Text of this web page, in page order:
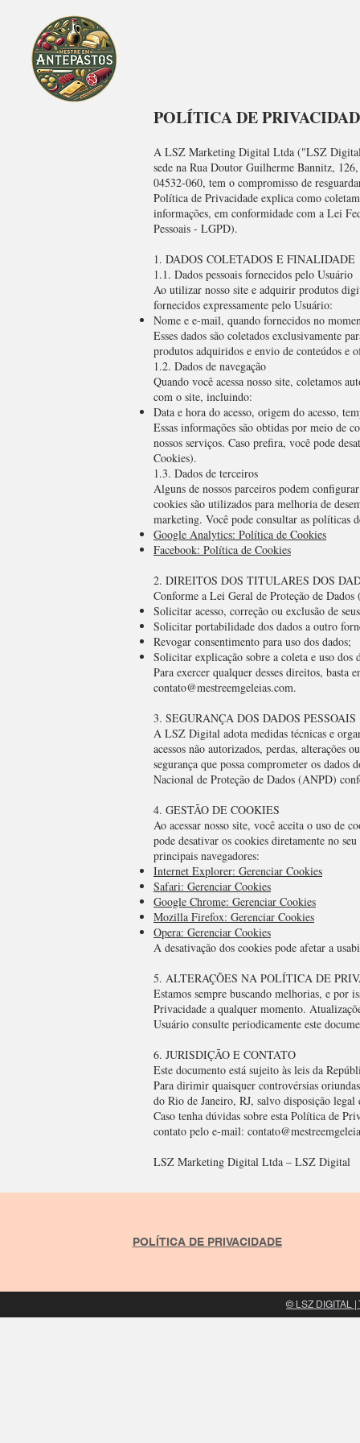
POLÍTICA DE
A LSZ Marketing Digital Ltda ("LSZ
sede na Rua Doutor Guilherme Bannitz,
04532-060, tem o compromisso de
Política de Privacidade explica como
informações, em conformidade com a Lei
Pessoais - LGPD).
1. DADOS COLETADOS E FINALIDADE
1.1. Dados pessoais fornecidos pelo Usuário
Ao utilizar nosso site e adquirir produtos
fornecidos expressamente pelo Usuário:
Nome e e-mail, quando fornecidos no
Esses dados são coletados exclusivamente
produtos adquiridos e envio de conteúdos e
1.2. Dados de navegação
Quando você acessa nosso site, coletamos
com o site, incluindo:
Data e hora do acesso, origem do acesso,
Essas informações são obtidas por meio de
nossos serviços. Caso prefira, você pode
Cookies).
1.3. Dados de terceiros
Alguns de nossos parceiros podem
cookies são utilizados para melhoria de
marketing. Você pode consultar as políticas
Google Analytics: Política de Cookies
Facebook: Política de Cookies
2. DIREITOS DOS TITULARES DOS
Conforme a Lei Geral de Proteção de
Solicitar acesso, correção ou exclusão de
Solicitar portabilidade dos dados a outro
Revogar consentimento para uso dos dados;
Solicitar explicação sobre a coleta e uso dos
Para exercer qualquer desses direitos, basta
contato@mestreemgeleias.com.
3. SEGURANÇA DOS DADOS PESSOAIS
A LSZ Digital adota medidas técnicas e
acessos não autorizados, perdas, alterações
segurança que possa comprometer os
Nacional de Proteção de Dados (ANPD)
4. GESTÃO DE COOKIES
Ao acessar nosso site, você aceita o uso de
pode desativar os cookies diretamente no
principais navegadores:
Internet Explorer: Gerenciar Cookies
Safari: Gerenciar Cookies
Google Chrome: Gerenciar Cookies
Mozilla Firefox: Gerenciar Cookies
Opera: Gerenciar Cookies
A desativação dos cookies pode afetar a
5. ALTERAÇÕES NA POLÍTICA DE
Estamos sempre buscando melhorias, e por
Privacidade a qualquer momento.
Usuário consulte periodicamente este
6. JURISDIÇÃO E CONTATO
Este documento está sujeito às leis da
Para dirimir quaisquer controvérsias
do Rio de Janeiro, RJ, salvo disposição
Caso tenha dúvidas sobre esta Política de
contato pelo e-mail:
LSZ Marketing Digital Ltda – LSZ Digital
POLÍTICA DE PRIVACIDADE
© LSZ DIGITAL |